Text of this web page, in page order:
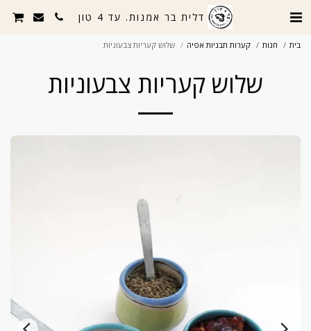
דלית בר אמנות. עד 4 טון
בית חנות קערות תבניות אפיה שלוש קעריות צבעוניות
שלוש קעריות צבעוניות